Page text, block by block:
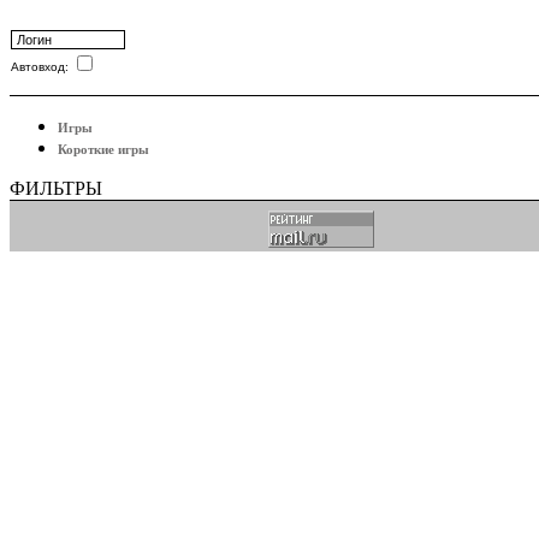
Автовход:
Игры
Короткие игры
ФИЛЬТРЫ